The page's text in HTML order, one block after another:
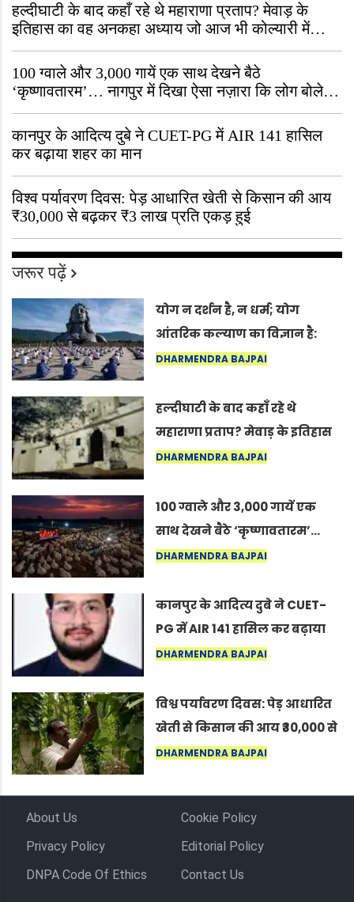
हल्दीघाटी के बाद कहाँ रहे थे महाराणा प्रताप? मेवाड़ के
इतिहास का वह अनकहा अध्याय जो आज भी कोल्यारी में
जीवित है
100 ग्वाले और 3,000 गायें एक साथ देखने बैठे
‘कृष्णावतारम’… नागपुर में दिखा ऐसा नज़ारा कि लोग बोले,
“ऐसा तो सिर्फ़ कृष्ण ही कर सकते हैं”
कानपुर के आदित्य दुबे ने CUET-PG में AIR 141 हासिल
कर बढ़ाया शहर का मान
विश्व पर्यावरण दिवस: पेड़ आधारित खेती से किसान की आय
₹30,000 से बढ़कर ₹3 लाख प्रति एकड़ हुई
जरूर पढ़ें
योग न दर्शन है, न धर्म; योग
आंतरिक कल्याण का विज्ञान है:
अंतरराष्ट्रीय योग दिवस 2026 पर
DHARMENDRA BAJPAI
हल्दीघाटी के बाद कहाँ रहे थे
महाराणा प्रताप? मेवाड़ के इतिहास
का वह अनकहा अध्याय जो आज भी
DHARMENDRA BAJPAI
100 ग्वाले और 3,000 गायें एक
साथ देखने बैठे ‘कृष्णावतारम’…
नागपुर में दिखा ऐसा नज़ारा कि
कर सकते हैं”
DHARMENDRA BAJPAI
कानपुर के आदित्य दुबे ने CUET-
PG में AIR 141 हासिल कर बढ़ाया
शहर का मान
DHARMENDRA BAJPAI
विश्व पर्यावरण दिवस: पेड़ आधारित
खेती से किसान की आय ₹30,000 से
बढ़कर ₹3 लाख प्रति एकड़ हुई
DHARMENDRA BAJPAI
About Us
Cookie Policy
Privacy Policy
Editorial Policy
DNPA Code Of Ethics
Contact Us